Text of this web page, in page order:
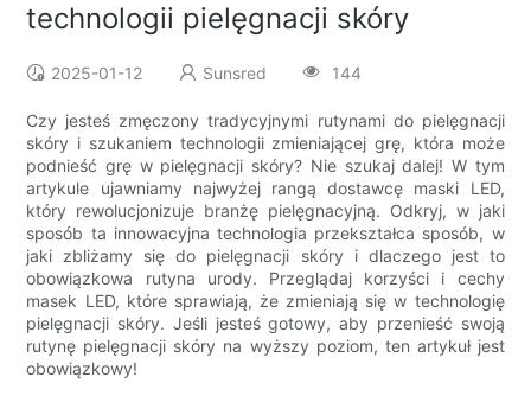
technologii pielęgnacji skóry
2025-01-12 Sunsred 144
Czy jesteś zmęczony tradycyjnymi rutynami do pielęgnacji
skóry i szukaniem technologii zmieniającej grę, która może
podnieść grę w pielęgnacji skóry? Nie szukaj dalej! W tym
artykule ujawniamy najwyżej rangą dostawcę maski LED,
który rewolucjonizuje branżę pielęgnacyjną. Odkryj, w jaki
sposób ta innowacyjna technologia przekształca sposób, w
jaki zbliżamy się do pielęgnacji skóry i dlaczego jest to
obowiązkowa rutyna urody. Przeglądaj korzyści i cechy
masek LED, które sprawiają, że zmieniają się w technologię
pielęgnacji skóry. Jeśli jesteś gotowy, aby przenieść swoją
rutynę pielęgnacji skóry na wyższy poziom, ten artykuł jest
obowiązkowy!